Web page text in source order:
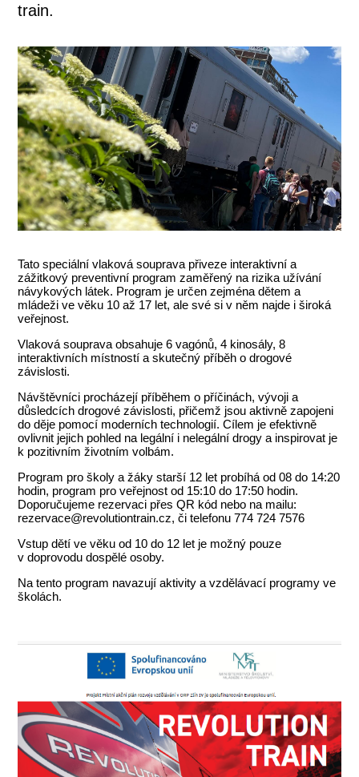
train.
Tato speciální vlaková souprava přiveze interaktivní a
zážitkový preventivní program zaměřený na rizika užívání
návykových látek. Program je určen zejména dětem a
mládeži ve věku 10 až 17 let, ale své si v něm najde i široká
veřejnost.
Vlaková souprava obsahuje 6 vagónů, 4 kinosály, 8
interaktivních místností a skutečný příběh o drogové
závislosti.
Návštěvníci procházejí příběhem o příčinách, vývoji a
důsledcích drogové závislosti, přičemž jsou aktivně zapojeni
do děje pomocí moderních technologií. Cílem je efektivně
ovlivnit jejich pohled na legální i nelegální drogy a inspirovat je
k pozitivním životním volbám.
Program pro školy a žáky starší 12 let probíhá od 08 do 14:20
hodin, program pro veřejnost od 15:10 do 17:50 hodin.
Doporučujeme rezervaci přes QR kód nebo na mailu:
rezervace@revolutiontrain.cz, či telefonu 774 724 7576
Vstup dětí ve věku od 10 do 12 let je možný pouze
v doprovodu dospělé osoby.
Na tento program navazují aktivity a vzdělávací programy ve
školách.